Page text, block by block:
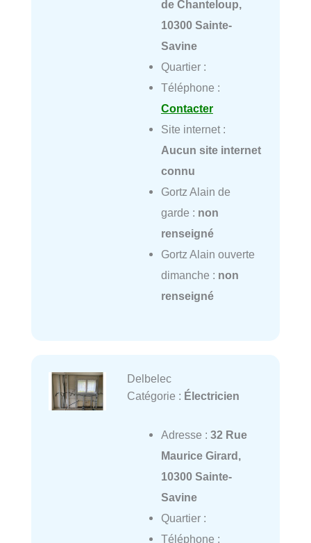
de Chanteloup,
10300 Sainte-
Savine
Quartier :
Téléphone :
Contacter
Site internet :
Aucun site internet
connu
Gortz Alain de
garde : non
renseigné
Gortz Alain ouverte
dimanche : non
renseigné
Delbelec
Catégorie : Électricien
Adresse : 32 Rue
Maurice Girard,
10300 Sainte-
Savine
Quartier :
Téléphone :